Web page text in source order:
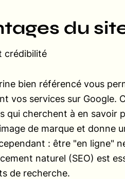
du
crédibilité
bien référencé vous
vos services sur Google.
qui cherchent à en savoir
de marque et donne
: être "en ligne"
naturel (SEO) est
de recherche.